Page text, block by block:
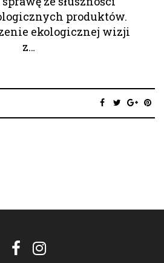
produktów.
ekologicznej wizji
z…